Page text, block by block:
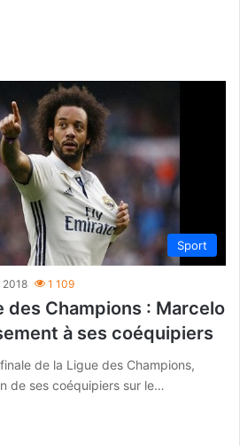
Sport
2018 1 109
des Champions : Marcelo
à ses coéquipiers
de la Ligue des Champions,
de ses coéquipiers sur le…